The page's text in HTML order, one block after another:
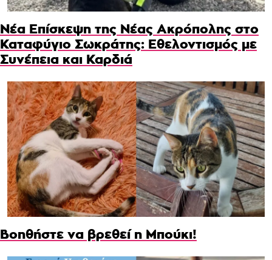
Νέα Επίσκεψη της Νέας Ακρόπολης στο
Καταφύγιο Σωκράτης: Εθελοντισμός με
Συνέπεια και Καρδιά
Βοηθήστε να βρεθεί η Μπούκι!